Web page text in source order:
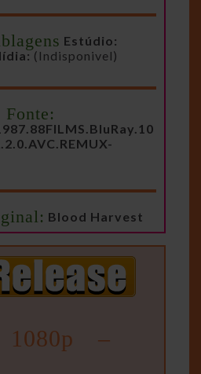
Estúdio:
(Indisponivel)
Blood Harvest
1080p –